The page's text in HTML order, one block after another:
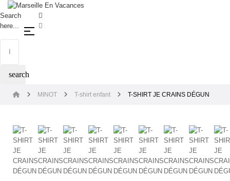
Search
here...
search
Basculer la navigation
☰
MINOT T-shirt enfant T-SHIRT JE CRAINS DÉGUN